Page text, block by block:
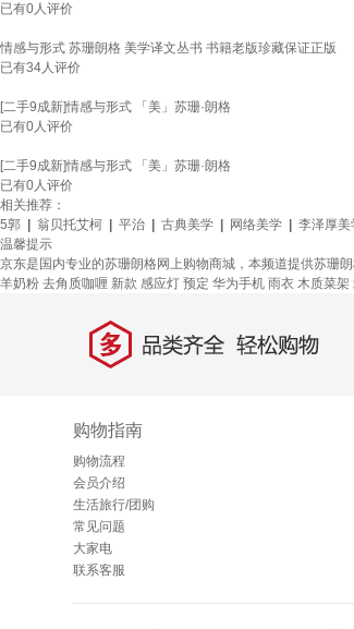
已有0人评价
情感与形式 苏珊朗格 美学译文丛书 书籍老版珍藏保证正版
已有34人评价
[二手9成新]情感与形式 「美」苏珊·朗格
已有0人评价
[二手9成新]情感与形式 「美」苏珊·朗格
已有0人评价
相关推荐：
5郭
翁贝托艾柯 平治 古典美学 网络美学 李泽厚美
温馨提示
京东是国内专业的苏珊朗格网上购物商城，本频道提供苏珊
羊奶粉 去角质咖喱 新款 感应灯 预定 华为手机 雨衣 木质菜架
多 品类齐全，轻松购物
购物指南
购物流程
会员介绍
生活旅行/团购
常见问题
大家电
联系客服